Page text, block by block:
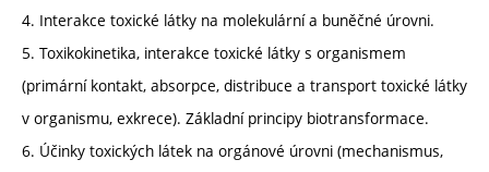
4. Interakce toxické látky na molekulární a buněčné úrovni.
5. Toxikokinetika, interakce toxické látky s organismem
(primární kontakt, absorpce, distribuce a transport toxické látky
v organismu, exkrece). Základní principy biotransformace.
6. Účinky toxických látek na orgánové úrovni (mechanismus,